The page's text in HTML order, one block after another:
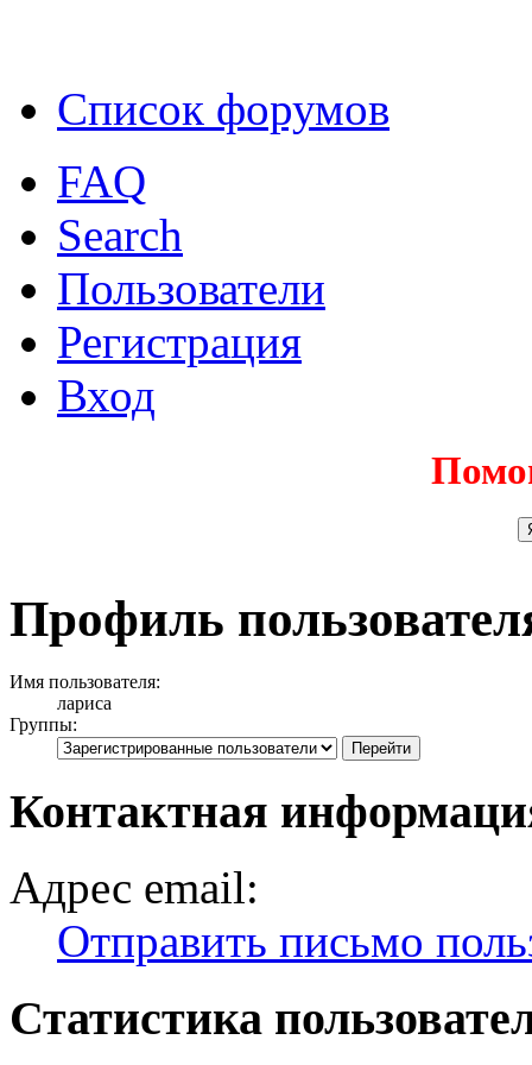
Список форумов
FAQ
Search
Пользователи
Регистрация
Вход
Профиль
Имя пользователя:
лариса
Группы:
Контактная
Адрес email:
Отправить письмо
Статистика